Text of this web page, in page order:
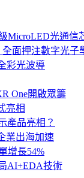
MicroLED光通信
面押注數字光子
彩光波導
One開啟眾籌
亮相
產品亮相？
業出海加速
增長54%
AI+EDA技術